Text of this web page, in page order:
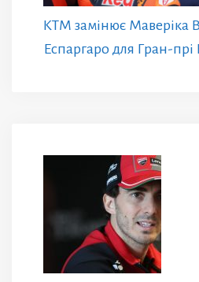
KTM замінює Маверіка
Еспаргаро для Гран-прі